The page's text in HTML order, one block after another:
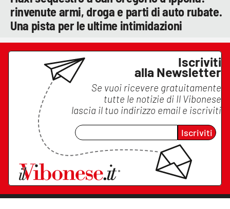
rinvenute armi, droga e parti di auto rubate.
Una pista per le ultime intimidazioni
Iscriviti
alla Newsletter
Se vuoi ricevere gratuitamente
tutte le notizie di Il Vibonese
lascia il tuo indirizzo email e iscriviti
Iscriviti